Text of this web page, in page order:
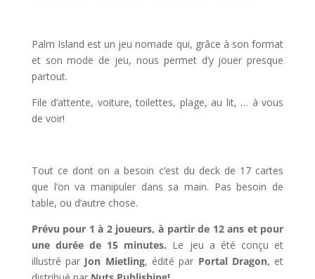
Palm Island est un jeu nomade qui, grâce à son format
et son mode de jeu, nous permet d’y jouer presque
partout.
File d’attente, voiture, toilettes, plage, au lit, … à vous
de voir!
Tout ce dont on a besoin c’est du deck de 17 cartes
que l’on va manipuler dans sa main. Pas besoin de
table, ou d’autre chose.
Prévu pour 1 à 2 joueurs, à partir de 12 ans et pour
une durée de 15 minutes. Le jeu a été conçu et
illustré par Jon Mietling, édité par Portal Dragon, et